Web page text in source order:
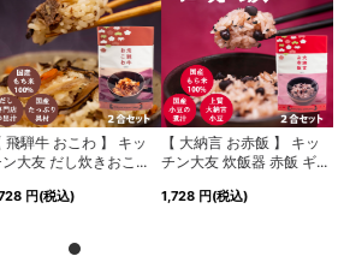
飛騨牛 おこわ 】 キッ
大友 だし炊きおこ...
円(税込)
【 大納言 お赤飯 】 キッ
チン大友 炊飯器 赤飯 ギ...
1,728円(税込)